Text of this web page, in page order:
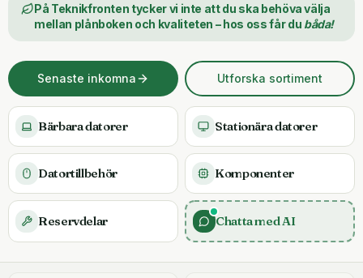
På Teknikfronten tycker vi inte att du ska behöva välja
mellan plånboken och kvaliteten – hos oss får du båda!
Senaste inkomna Utforska sortiment
Bärbara datorer Stationära datorer
Datortillbehör Komponenter
Reservdelar Chatta med AI